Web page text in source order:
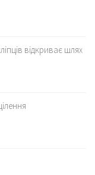
відкриває шлях